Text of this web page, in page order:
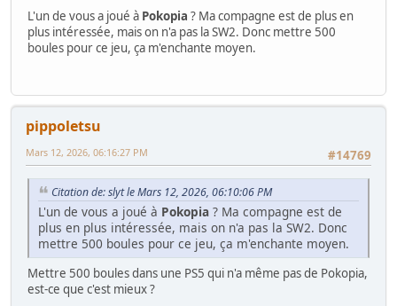
L'un de vous a joué à Pokopia ? Ma compagne est de plus en
plus intéressée, mais on n'a pas la SW2. Donc mettre 500
boules pour ce jeu, ça m'enchante moyen.
pippoletsu
#14769
Mars 12, 2026, 06:16:27 PM
Citation de: slyt le Mars 12, 2026, 06:10:06 PM
L'un de vous a joué à Pokopia ? Ma compagne est de
plus en plus intéressée, mais on n'a pas la SW2. Donc
mettre 500 boules pour ce jeu, ça m'enchante moyen.
Mettre 500 boules dans une PS5 qui n'a même pas de Pokopia,
est-ce que c'est mieux ?